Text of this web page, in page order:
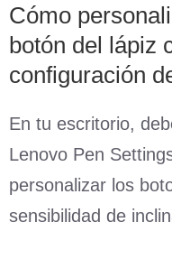
Cómo
botón del lápiz
configuración
En tu escritorio,
Lenovo Pen
personalizar los
sensibilidad de